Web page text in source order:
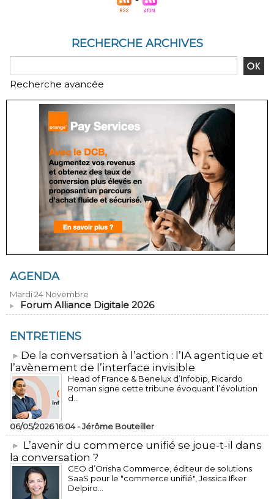
RECHERCHE ARCHIVES
Recherche avancée
AGENDA
Mardi 24 Novembre
Forum Alliance Digitale 2026
ENTRETIENS
​De la conversation à l’action : l’IA agentique et
l’avènement de l’interface invisible
Head of France & Benelux d’Infobip, Ricardo
Roman signe cette tribune évoquant l’évolution
d...
06/05/2026 16:04 -Jérôme Bouteiller
L’avenir du commerce unifié se joue-t-il dans
la conversation ?
CEO d’Orisha Commerce, éditeur de solutions
SaaS pour le "commerce unifié", Jessica Ifker
Delpiro...